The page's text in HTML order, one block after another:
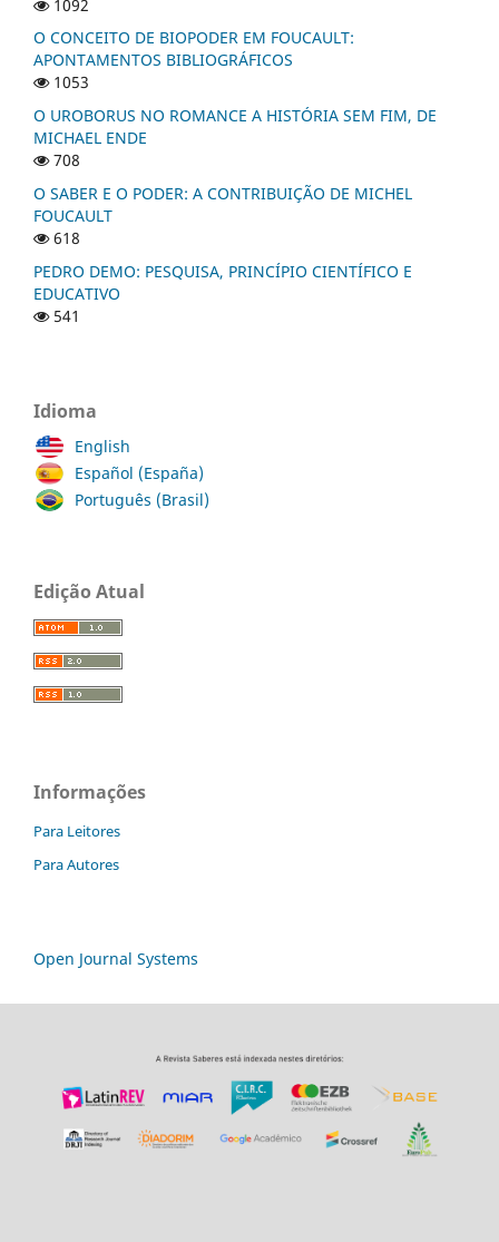
1092
O CONCEITO DE BIOPODER EM FOUCAULT:
APONTAMENTOS BIBLIOGRÁFICOS
1053
O UROBORUS NO ROMANCE A HISTÓRIA SEM FIM, DE
MICHAEL ENDE
708
O SABER E O PODER: A CONTRIBUIÇÃO DE MICHEL
FOUCAULT
618
PEDRO DEMO: PESQUISA, PRINCÍPIO CIENTÍFICO E
EDUCATIVO
541
Idioma
English
Español (España)
Português (Brasil)
Edição Atual
Informações
Para Leitores
Para Autores
Open Journal Systems